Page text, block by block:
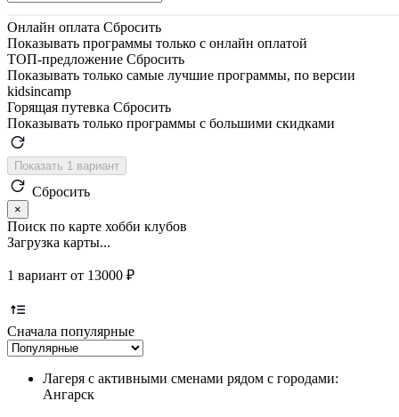
Онлайн оплата Сбросить
Показывать программы только с онлайн оплатой
ТОП-предложение Сбросить
Показывать только самые лучшие программы, по версии
kidsincamp
Горящая путевка Сбросить
Показывать только программы с большими скидками
Показать 1 вариант
Сбросить
×
Поиск по карте хобби клубов
Загрузка карты...
1 вариант от 13000 ₽
Сначала популярные
Лагеря с активными сменами рядом с городами:
Ангарск